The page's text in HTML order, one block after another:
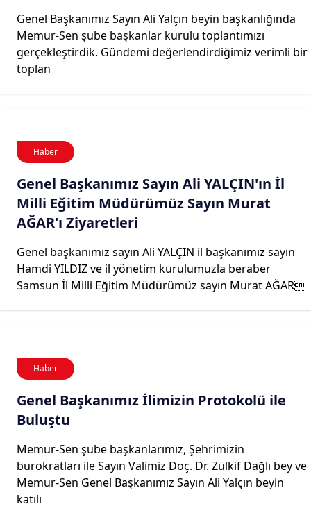
Genel Başkanımız Sayın Ali Yalçın beyin başkanlığında
Memur-Sen şube başkanlar kurulu toplantımızı
gerçekleştirdik. Gündemi değerlendirdiğimiz verimli bir
toplan
Haber
Genel Başkanımız Sayın Ali YALÇIN'ın İl
Milli Eğitim Müdürümüz Sayın Murat
AĞAR'ı Ziyaretleri
Genel başkanımız sayın Ali YALÇIN il başkanımız sayın
Hamdi YILDIZ ve il yönetim kurulumuzla beraber
Samsun İl Milli Eğitim Müdürümüz sayın Murat AĞAR
Haber
Genel Başkanımız İlimizin Protokolü ile
Buluştu
Memur-Sen şube başkanlarımız, Şehrimizin
bürokratları ile Sayın Valimiz Doç. Dr. Zülkif Dağlı bey ve
Memur-Sen Genel Başkanımız Sayın Ali Yalçın beyin
katılı